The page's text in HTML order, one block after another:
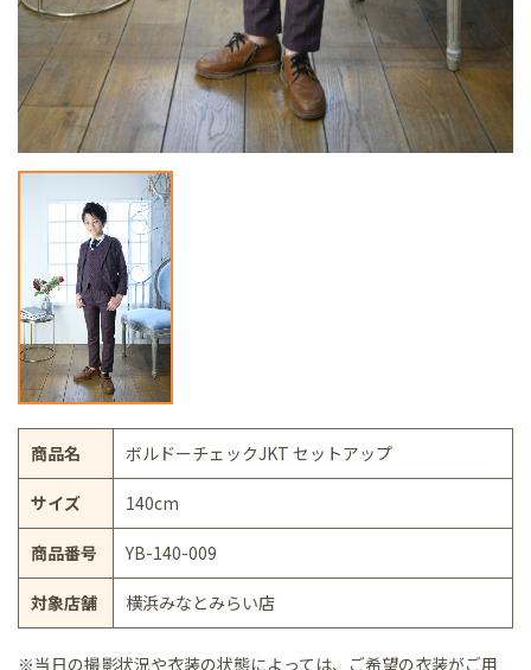
商品名 ボルドーチェックJKT セットアップ
サイズ 140cm
商品番号 YB-140-009
対象店舗 横浜みなとみらい店
※当日の撮影状況や衣装の状態によっては、ご希望の衣装がご用